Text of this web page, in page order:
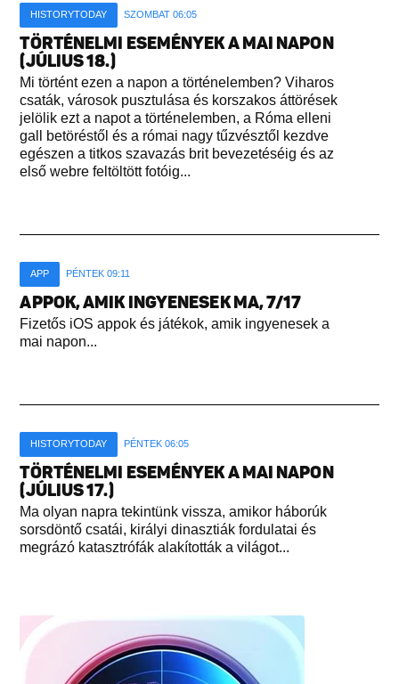
HISTORYTODAY SZOMBAT 06:05
TÖRTÉNELMI ESEMÉNYEK A MAI NAPON
(JÚLIUS 18.)
Mi történt ezen a napon a történelemben? Viharos
csaták, városok pusztulása és korszakos áttörések
jelölik ezt a napot a történelemben, a Róma elleni
gall betöréstől és a római nagy tűzvésztől kezdve
egészen a titkos szavazás brit bevezetéséig és az
első webre feltöltött fotóig...
APP PÉNTEK 09:11
APPOK, AMIK INGYENESEK MA, 7/17
Fizetős iOS appok és játékok, amik ingyenesek a
mai napon...
HISTORYTODAY PÉNTEK 06:05
TÖRTÉNELMI ESEMÉNYEK A MAI NAPON
(JÚLIUS 17.)
Ma olyan napra tekintünk vissza, amikor háborúk
sorsdöntő csatái, királyi dinasztiák fordulatai és
megrázó katasztrófák alakították a világot...